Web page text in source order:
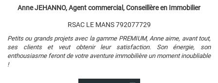
Anne JEHANNO, Agent commercial, Conseillère en Immobilier
RSAC LE MANS 792077729
Petits ou grands projets avec la gamme PREMIUM, Anne aime, avant tout,
ses clients et veut obtenir leur satisfaction. Son énergie, son
enthousiasme feront de votre aventure immobilière un moment inoubliable
!